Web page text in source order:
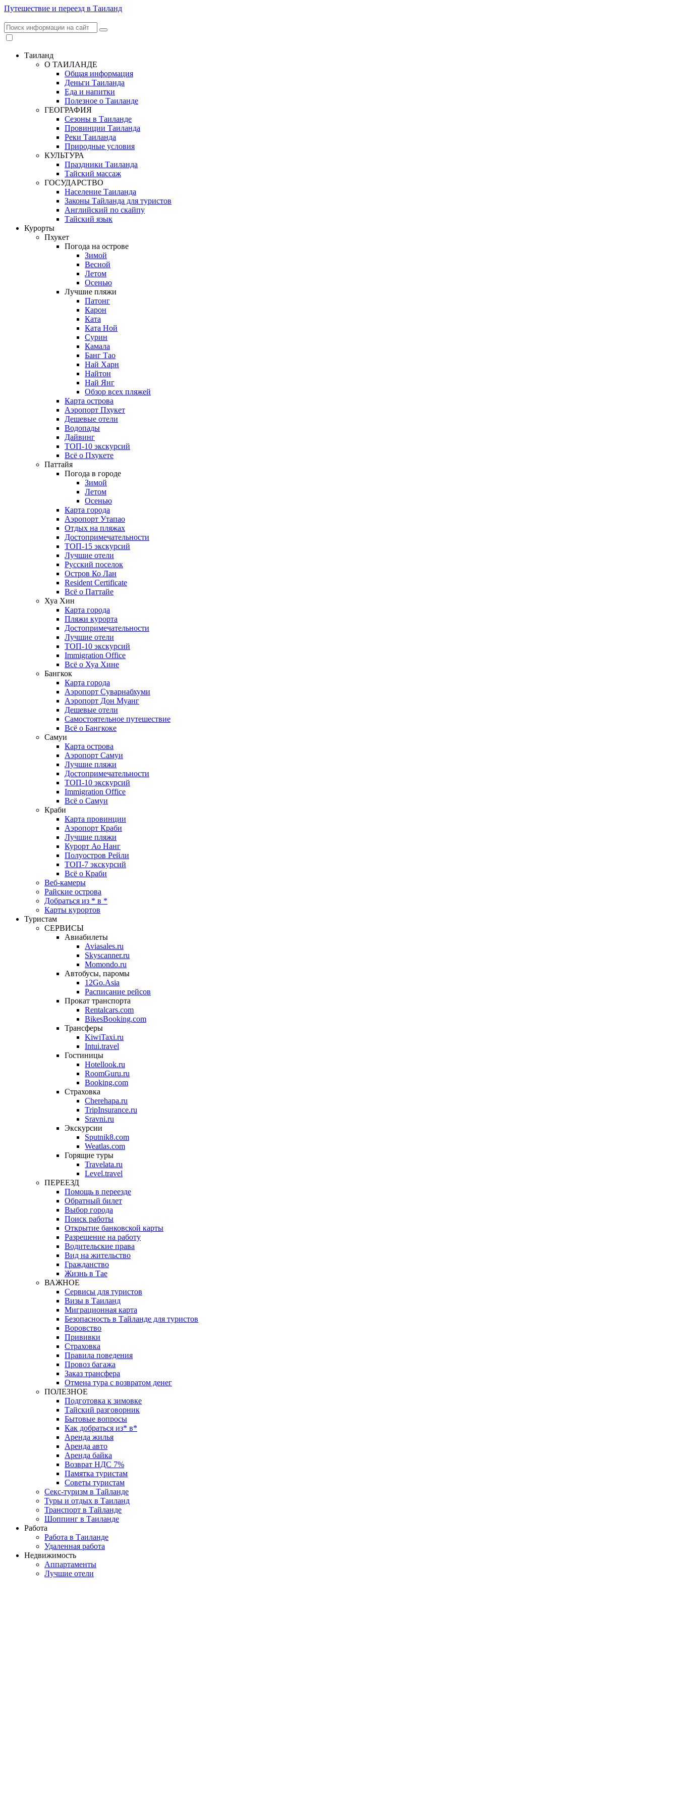
Путешествие и переезд в Таиланд
Таиланд
О ТАИЛАНДЕ
Общая информация
Деньги Таиланда
Еда и напитки
Полезное о Таиланде
ГЕОГРАФИЯ
Сезоны в Таиланде
Провинции Таиланда
Реки Таиланда
Природные условия
КУЛЬТУРА
Праздники Таиланда
Тайский массаж
ГОСУДАРСТВО
Население Таиланда
Законы Тайланда для туристов
Английский по скайпу
Тайский язык
Курорты
Пхукет
Погода на острове
Зимой
Весной
Летом
Осенью
Лучшие пляжи
Патонг
Карон
Ката
Ката Ной
Сурин
Камала
Банг Тао
Най Харн
Найтон
Най Янг
Обзор всех пляжей
Карта острова
Аэропорт Пхукет
Дешевые отели
Водопады
Дайвинг
ТОП-10 экскурсий
Всё о Пхукете
Паттайя
Погода в городе
Зимой
Летом
Осенью
Карта города
Аэропорт Утапао
Отдых на пляжах
Достопримечательности
ТОП-15 экскурсий
Лучшие отели
Русский поселок
Остров Ко Лан
Resident Certificate
Всё о Паттайе
Хуа Хин
Карта города
Пляжи курорта
Достопримечательности
Лучшие отели
ТОП-10 экскурсий
Immigration Office
Всё о Хуа Хине
Бангкок
Карта города
Аэропорт Суварнабхуми
Аэропорт Дон Муанг
Дешевые отели
Самостоятельное путешествие
Всё о Бангкоке
Самуи
Карта острова
Аэропорт Самуи
Лучшие пляжи
Достопримечательности
ТОП-10 экскурсий
Immigration Office
Всё о Самуи
Краби
Карта провинции
Аэропорт Краби
Лучшие пляжи
Курорт Ао Нанг
Полуостров Рейли
ТОП-7 экскурсий
Всё о Краби
Веб-камеры
Райские острова
Добраться из * в *
Карты курортов
Туристам
СЕРВИСЫ
Авиабилеты
Aviasales.ru
Skyscanner.ru
Momondo.ru
Автобусы, паромы
12Go.Asia
Расписание рейсов
Прокат транспорта
Rentalcars.com
BikesBooking.com
Трансферы
KiwiTaxi.ru
Intui.travel
Гостиницы
Hotellook.ru
RoomGuru.ru
Booking.com
Страховка
Cherehapa.ru
TripInsurance.ru
Sravni.ru
Экскурсии
Sputnik8.com
Weatlas.com
Горящие туры
Travelata.ru
Level.travel
ПЕРЕЕЗД
Помощь в переезде
Обратный билет
Выбор города
Поиск работы
Открытие банковской карты
Разрешение на работу
Водительские права
Вид на жительство
Гражданство
Жизнь в Тае
ВАЖНОЕ
Сервисы для туристов
Визы в Таиланд
Миграционная карта
Безопасность в Тайланде для туристов
Воровство
Прививки
Страховка
Правила поведения
Провоз багажа
Заказ трансфера
Отмена тура с возвратом денег
ПОЛЕЗНОЕ
Подготовка к зимовке
Тайский разговорник
Бытовые вопросы
Как добраться из* в*
Аренда жилья
Аренда авто
Аренда байка
Возврат НДС 7%
Памятка туристам
Советы туристам
Секс-туризм в Тайланде
Туры и отдых в Таиланд
Транспорт в Тайланде
Шоппинг в Таиланде
Работа
Работа в Таиланде
Удаленная работа
Недвижимость
Аппартаменты
Лучшие отели